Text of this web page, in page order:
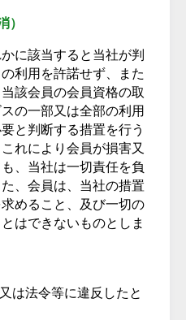
）
に該当すると当社が判
利用を許諾せず、また
該会員の会員資格の取
の一部又は全部の利用
と判断する措置を行う
れにより会員が損害又
、当社は一切責任を負
、会員は、当社の措置
めること、及び一切の
はできないものとしま
は法令等に違反したと